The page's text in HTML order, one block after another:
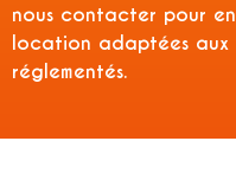
nous contacter pour
location adaptées aux
réglementés.